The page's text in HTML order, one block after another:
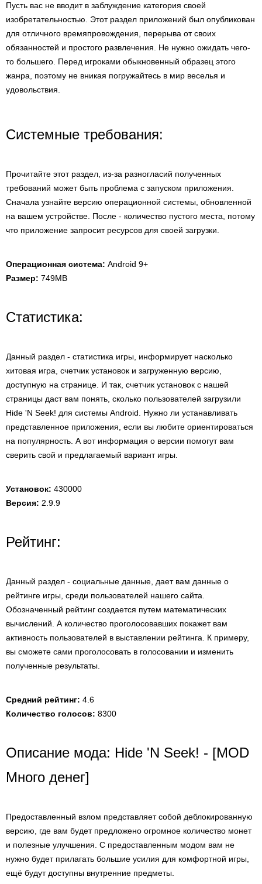
Пусть вас не вводит в заблуждение категория своей
изобретательностью. Этот раздел приложений был опубликован
для отличного времяпровождения, перерыва от своих
обязанностей и простого развлечения. Не нужно ожидать чего-
то большего. Перед игроками обыкновенный образец этого
жанра, поэтому не вникая погружайтесь в мир веселья и
удовольствия.
Системные требования:
Прочитайте этот раздел, из-за разногласий полученных
требований может быть проблема с запуском приложения.
Сначала узнайте версию операционной системы, обновленной
на вашем устройстве. После - количество пустого места, потому
что приложение запросит ресурсов для своей загрузки.
Операционная система: Android 9+
Размер: 749MB
Статистика:
Данный раздел - статистика игры, информирует насколько
хитовая игра, счетчик установок и загруженную версию,
доступную на странице. И так, счетчик установок с нашей
страницы даст вам понять, сколько пользователей загрузили
Hide 'N Seek! для системы Android. Нужно ли устанавливать
представленное приложения, если вы любите ориентироваться
на популярность. А вот информация о версии помогут вам
сверить свой и предлагаемый вариант игры.
Установок: 430000
Версия: 2.9.9
Рейтинг:
Данный раздел - социальные данные, дает вам данные о
рейтинге игры, среди пользователей нашего сайта.
Обозначенный рейтинг создается путем математических
вычислений. А количество проголосовавших покажет вам
активность пользователей в выставлении рейтинга. К примеру,
вы сможете сами проголосовать в голосовании и изменить
полученные результаты.
Средний рейтинг: 4.6
Количество голосов: 8300
Описание мода: Hide 'N Seek! - [MOD
Много денег]
Предоставленный взлом представляет собой деблокированную
версию, где вам будет предложено огромное количество монет
и полезные улучшения. С предоставленным модом вам не
нужно будет прилагать большие усилия для комфортной игры,
ещё будут доступны внутренние предметы.